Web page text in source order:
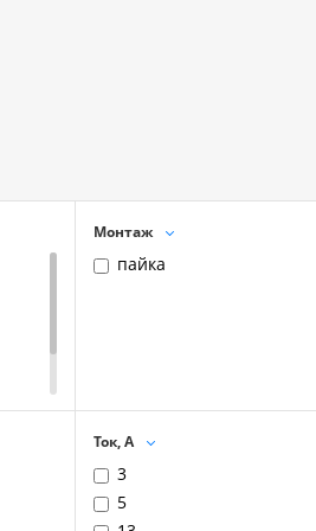
Монтаж
пайка
Ток, А
3
5